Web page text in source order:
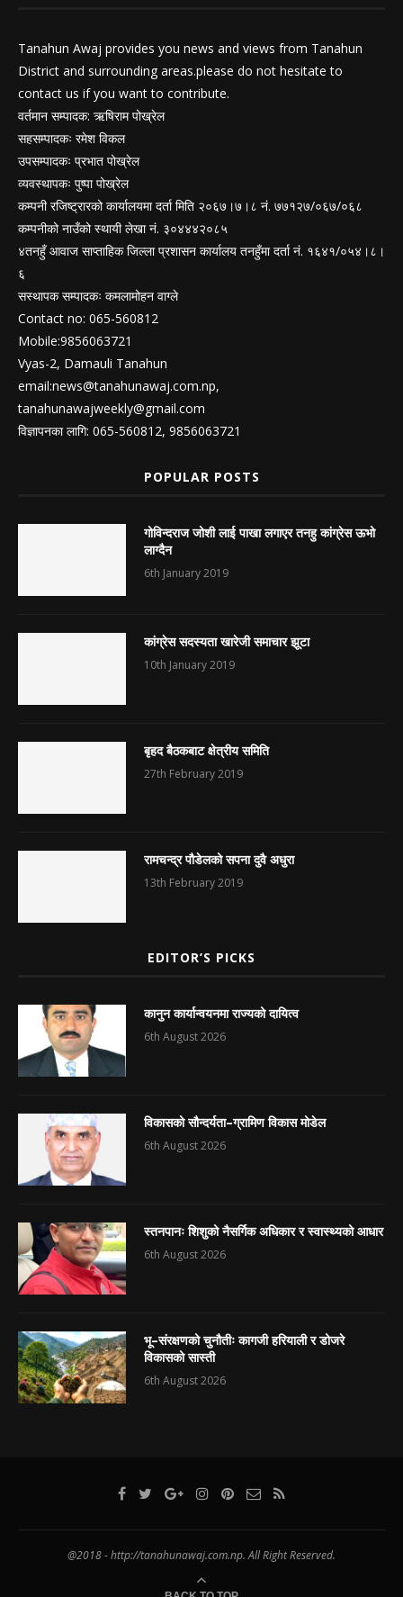
Tanahun Awaj provides you news and views from Tanahun
District and surrounding areas.please do not hesitate to
contact us if you want to contribute.
वर्तमान सम्पादक: ऋषिराम पोख्रेल
सहसम्पादकः रमेश विकल
उपसम्पादकः प्रभात पोख्रेल
व्यवस्थापकः पुष्पा पोख्रेल
कम्पनी रजिष्ट्रारको कार्यालयमा दर्ता मिति २०६७।७।८ नं. ७७१२७/०६७/०६८
कम्पनीको नाउँको स्थायी लेखा नं. ३०४४४२०८५
४तनहुँ आवाज साप्ताहिक जिल्ला प्रशासन कार्यालय तनहुँमा दर्ता नं. १६४१/०५४।८।
६
सस्थापक सम्पादकः कमलामोहन वाग्ले
Contact no: 065-560812
Mobile:9856063721
Vyas-2, Damauli Tanahun
email:news@tanahunawaj.com.np,
tanahunawajweekly@gmail.com
विज्ञापनका लागि: 065-560812, 9856063721
POPULAR POSTS
गोविन्दराज जोशी लाई पाखा लगाएर तनहु कांग्रेस ऊभो
लाग्दैन
6th January 2019
कांग्रेस सदस्यता खारेजी समाचार झूटा
10th January 2019
बृहद बैठकबाट क्षेत्रीय समिति
27th February 2019
रामचन्द्र पौडेलको सपना दुवै अधुरा
13th February 2019
EDITOR’S PICKS
कानुन कार्यान्वयनमा राज्यको दायित्व
6th August 2026
विकासको सौन्दर्यता–ग्रामिण विकास मोडेल
6th August 2026
स्तनपानः शिशुको नैसर्गिक अधिकार र स्वास्थ्यको आधार
6th August 2026
भू–संरक्षणको चुनौतीः कागजी हरियाली र डोजरे
विकासको सास्ती
6th August 2026
@2018 - http://tanahunawaj.com.np. All Right Reserved.